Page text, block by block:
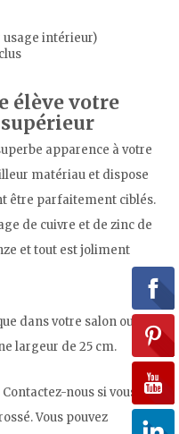
usage intérieur)
élève votre
apparence à votre
matériau et dispose
être parfaitement ciblés.
de cuivre et de zinc de
et tout est joliment
dans votre salon ou
largeur de 25 cm.
nous si vous le
Vous pouvez